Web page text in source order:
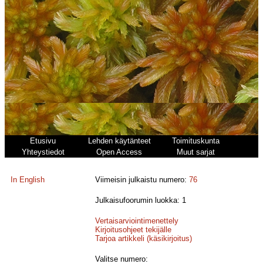
Etusivu Lehden käytänteet
Toimituskunta
Yhteystiedot
Open Access Muut sarjat
In English Viimeisin julkaistu numero:76
Julkaisufoorumin luokka: 1
Vertaisarviointimenettely
Kirjoitusohjeet tekijälle
Tarjoa artikkeli (käsikirjoitus)
Valitse numero: